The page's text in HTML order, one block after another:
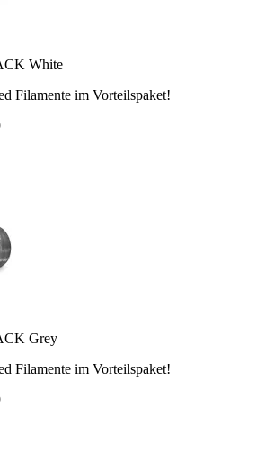
White
Filamente im Vorteilspaket!
Grey
Filamente im Vorteilspaket!